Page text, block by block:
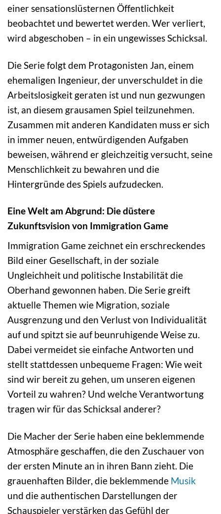
einer sensationslüsternen Öffentlichkeit
beobachtet und bewertet werden. Wer verliert,
wird abgeschoben – in ein ungewisses Schicksal.
Die Serie folgt dem Protagonisten Jan, einem
ehemaligen Ingenieur, der unverschuldet in die
Arbeitslosigkeit geraten ist und nun gezwungen
ist, an diesem grausamen Spiel teilzunehmen.
Zusammen mit anderen Kandidaten muss er sich
in immer neuen, entwürdigenden Aufgaben
beweisen, während er gleichzeitig versucht, seine
Menschlichkeit zu bewahren und die
Hintergründe des Spiels aufzudecken.
Eine Welt am Abgrund: Die düstere
Zukunftsvision von Immigration Game
Immigration Game zeichnet ein erschreckendes
Bild einer Gesellschaft, in der soziale
Ungleichheit und politische Instabilität die
Oberhand gewonnen haben. Die Serie greift
aktuelle Themen wie Migration, soziale
Ausgrenzung und den Verlust von Individualität
auf und spitzt sie auf beunruhigende Weise zu.
Dabei vermeidet sie einfache Antworten und
stellt stattdessen unbequeme Fragen: Wie weit
sind wir bereit zu gehen, um unseren eigenen
Vorteil zu wahren? Und welche Verantwortung
tragen wir für das Schicksal anderer?
Die Macher der Serie haben eine beklemmende
Atmosphäre geschaffen, die den Zuschauer von
der ersten Minute an in ihren Bann zieht. Die
grauenhaften Bilder, die beklemmende Musik
und die authentischen Darstellungen der
Schauspieler verstärken das Gefühl der